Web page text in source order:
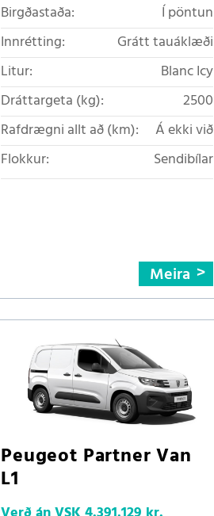
Birgðastaða:
Í pöntun
Innrétting:
Grátt tauáklæði
Litur:
Blanc Icy
Dráttargeta (kg):
2500
Rafdrægni allt að (km):
Á ekki við
Flokkur:
Sendibílar
Meira
Peugeot Partner Van
L1